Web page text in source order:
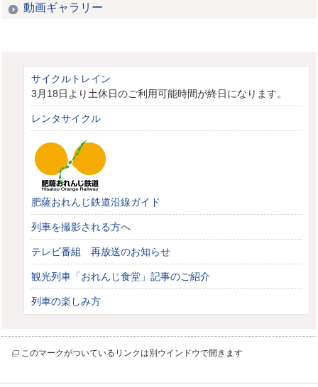
動画ギャラリー
サイクルトレイン
3月18日より土休日のご利用可能時間が終日になります。
レンタサイクル
肥薩おれんじ鉄道沿線ガイド
列車を撮影される方へ
テレビ番組 再放送のお知らせ
観光列車「おれんじ食堂」記事のご紹介
列車の楽しみ方
このマークがついているリンクは別ウインドウで開きます